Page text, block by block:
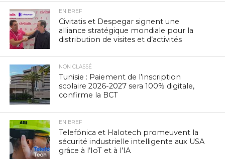
EN BREF
Civitatis et Despegar signent une
alliance stratégique mondiale pour la
distribution de visites et d’activités
NON CLASSÉ
Tunisie : Paiement de l’inscription
scolaire 2026-2027 sera 100% digitale,
confirme la BCT
EN BREF
Telefónica et Halotech promeuvent la
sécurité industrielle intelligente aux USA
grâce à l’IoT et à l’IA